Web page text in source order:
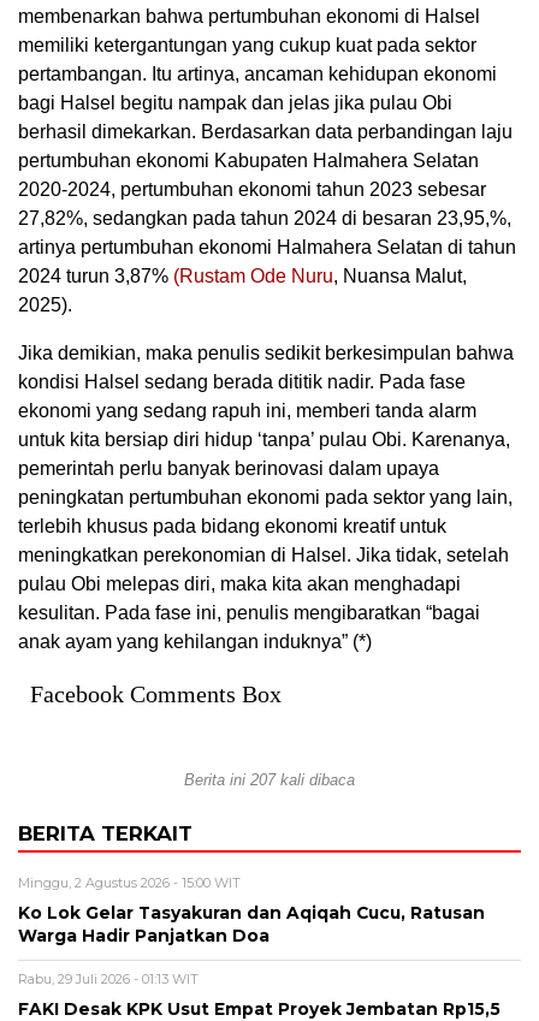
membenarkan bahwa pertumbuhan ekonomi di Halsel
memiliki ketergantungan yang cukup kuat pada sektor
pertambangan. Itu artinya, ancaman kehidupan ekonomi
bagi Halsel begitu nampak dan jelas jika pulau Obi
berhasil dimekarkan. Berdasarkan data perbandingan laju
pertumbuhan ekonomi Kabupaten Halmahera Selatan
2020-2024, pertumbuhan ekonomi tahun 2023 sebesar
27,82%, sedangkan pada tahun 2024 di besaran 23,95,%,
artinya pertumbuhan ekonomi Halmahera Selatan di tahun
2024 turun 3,87% (Rustam Ode Nuru, Nuansa Malut,
2025).
Jika demikian, maka penulis sedikit berkesimpulan bahwa
kondisi Halsel sedang berada dititik nadir. Pada fase
ekonomi yang sedang rapuh ini, memberi tanda alarm
untuk kita bersiap diri hidup ‘tanpa’ pulau Obi. Karenanya,
pemerintah perlu banyak berinovasi dalam upaya
peningkatan pertumbuhan ekonomi pada sektor yang lain,
terlebih khusus pada bidang ekonomi kreatif untuk
meningkatkan perekonomian di Halsel. Jika tidak, setelah
pulau Obi melepas diri, maka kita akan menghadapi
kesulitan. Pada fase ini, penulis mengibaratkan “bagai
anak ayam yang kehilangan induknya” (*)
Facebook Comments Box
Berita ini 207 kali dibaca
BERITA TERKAIT
Minggu, 2 Agustus 2026 - 15:00 WIT
Ko Lok Gelar Tasyakuran dan Aqiqah Cucu, Ratusan
Warga Hadir Panjatkan Doa
Rabu, 29 Juli 2026 - 01:13 WIT
FAKI Desak KPK Usut Empat Proyek Jembatan Rp15,5